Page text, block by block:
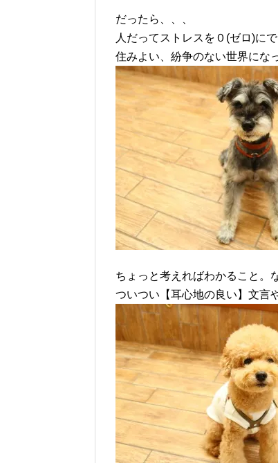
だったら、、、
人だってストレスを０(ゼロ)にで
住みよい、紛争のない世界にな
ちょっと考えればわかること。
ついつい【耳心地の良い】文言